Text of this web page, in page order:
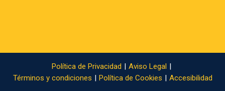
Política de Privacidad
Aviso Legal
Términos y condiciones
Política de Cookies Accesibilidad